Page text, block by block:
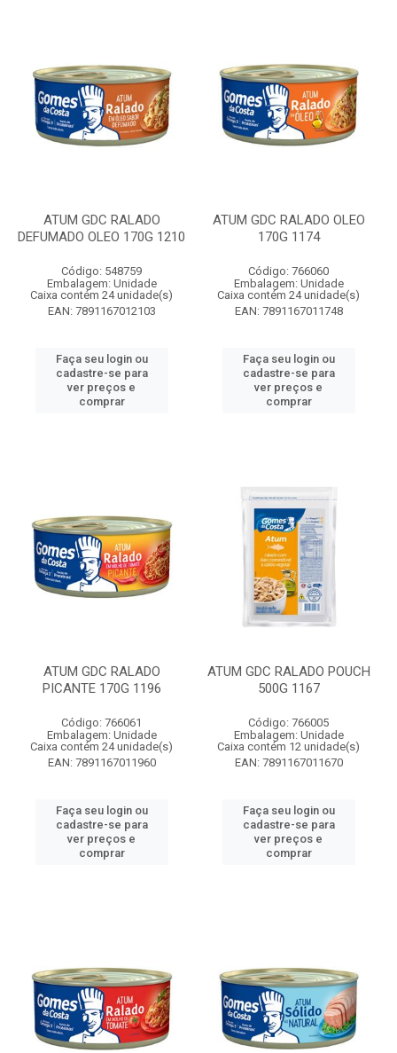
ATUM GDC RALADO
DEFUMADO OLEO 170G 1210
Código: 548759
Embalagem: Unidade
Caixa contém 24 unidade(s)
EAN: 7891167012103
Faça seu login ou
cadastre-se para
ver preços e
comprar
ATUM GDC RALADO OLEO
170G 1174
Código: 766060
Embalagem: Unidade
Caixa contém 24 unidade(s)
EAN: 7891167011748
Faça seu login ou
cadastre-se para
ver preços e
comprar
ATUM GDC RALADO
PICANTE 170G 1196
Código: 766061
Embalagem: Unidade
Caixa contém 24 unidade(s)
EAN: 7891167011960
Faça seu login ou
cadastre-se para
ver preços e
comprar
ATUM GDC RALADO POUCH
500G 1167
Código: 766005
Embalagem: Unidade
Caixa contém 12 unidade(s)
EAN: 7891167011670
Faça seu login ou
cadastre-se para
ver preços e
comprar